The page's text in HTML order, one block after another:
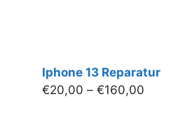
Iphone 13 Reparatur
€20,00 – €160,00